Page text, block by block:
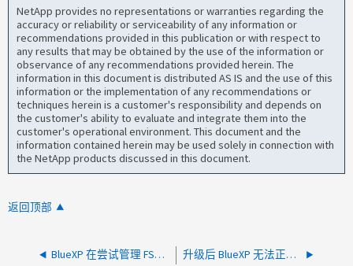
NetApp provides no representations or warranties regarding the
accuracy or reliability or serviceability of any information or
recommendations provided in this publication or with respect to
any results that may be obtained by the use of the information or
observance of any recommendations provided herein. The
information in this document is distributed AS IS and the use of this
information or the implementation of any recommendations or
techniques herein is a customer's responsibility and depends on
the customer's ability to evaluate and integrate them into the
customer's operational environment. This document and the
information contained herein may be used solely in connection with
the NetApp products discussed in this document.
返回顶部
BlueXP 在尝试管理 FSX 系统时遇到错误消息 升级后 BlueXP 无法正常工作